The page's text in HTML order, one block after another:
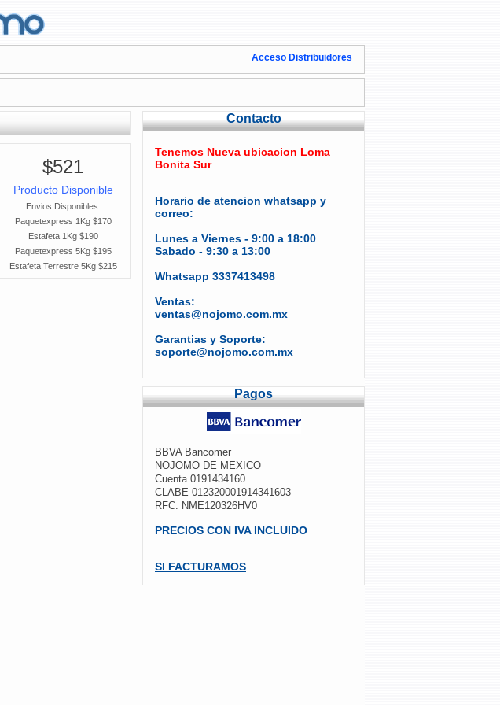
Acceso Distribuidores
Contacto
Tenemos Nueva ubicacion Loma
Bonita Sur
Horario de atencion whatsapp y
correo:
Lunes a Viernes - 9:00 a 18:00
Sabado - 9:30 a 13:00
Whatsapp 3337413498
Ventas:
ventas@nojomo.com.mx
Garantias y Soporte:
soporte@nojomo.com.mx
Pagos
BBVA Bancomer
NOJOMO DE MEXICO
Cuenta 0191434160
CLABE 012320001914341603
RFC: NME120326HV0
PRECIOS CON IVA INCLUIDO
SI FACTURAMOS
$521
Producto Disponible
Envios Disponibles:
Paquetexpress 1Kg $170
Estafeta 1Kg $190
Paquetexpress 5Kg $195
Estafeta Terrestre 5Kg $215